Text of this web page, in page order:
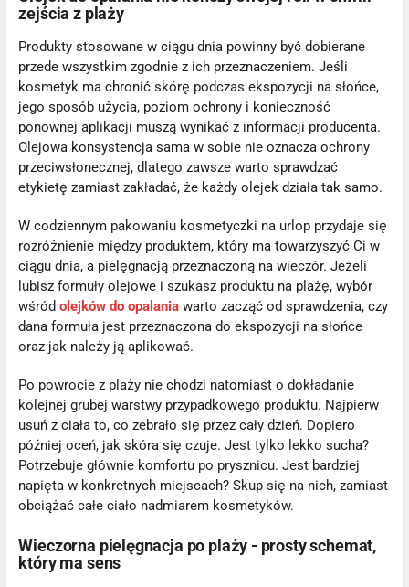
zejścia z plaży
Produkty stosowane w ciągu dnia powinny być dobierane
przede wszystkim zgodnie z ich przeznaczeniem. Jeśli
kosmetyk ma chronić skórę podczas ekspozycji na słońce,
jego sposób użycia, poziom ochrony i konieczność
ponownej aplikacji muszą wynikać z informacji producenta.
Olejowa konsystencja sama w sobie nie oznacza ochrony
przeciwsłonecznej, dlatego zawsze warto sprawdzać
etykietę zamiast zakładać, że każdy olejek działa tak samo.
W codziennym pakowaniu kosmetyczki na urlop przydaje się
rozróżnienie między produktem, który ma towarzyszyć Ci w
ciągu dnia, a pielęgnacją przeznaczoną na wieczór. Jeżeli
lubisz formuły olejowe i szukasz produktu na plażę, wybór
wśródolejków do opalania warto zacząć od sprawdzenia, czy
dana formuła jest przeznaczona do ekspozycji na słońce
oraz jak należy ją aplikować.
Po powrocie z plaży nie chodzi natomiast o dokładanie
kolejnej grubej warstwy przypadkowego produktu. Najpierw
usuń z ciała to, co zebrało się przez cały dzień. Dopiero
później oceń, jak skóra się czuje. Jest tylko lekko sucha?
Potrzebuje głównie komfortu po prysznicu. Jest bardziej
napięta w konkretnych miejscach? Skup się na nich, zamiast
obciążać całe ciało nadmiarem kosmetyków.
Wieczorna pielęgnacja po plaży - prosty schemat,
który ma sens